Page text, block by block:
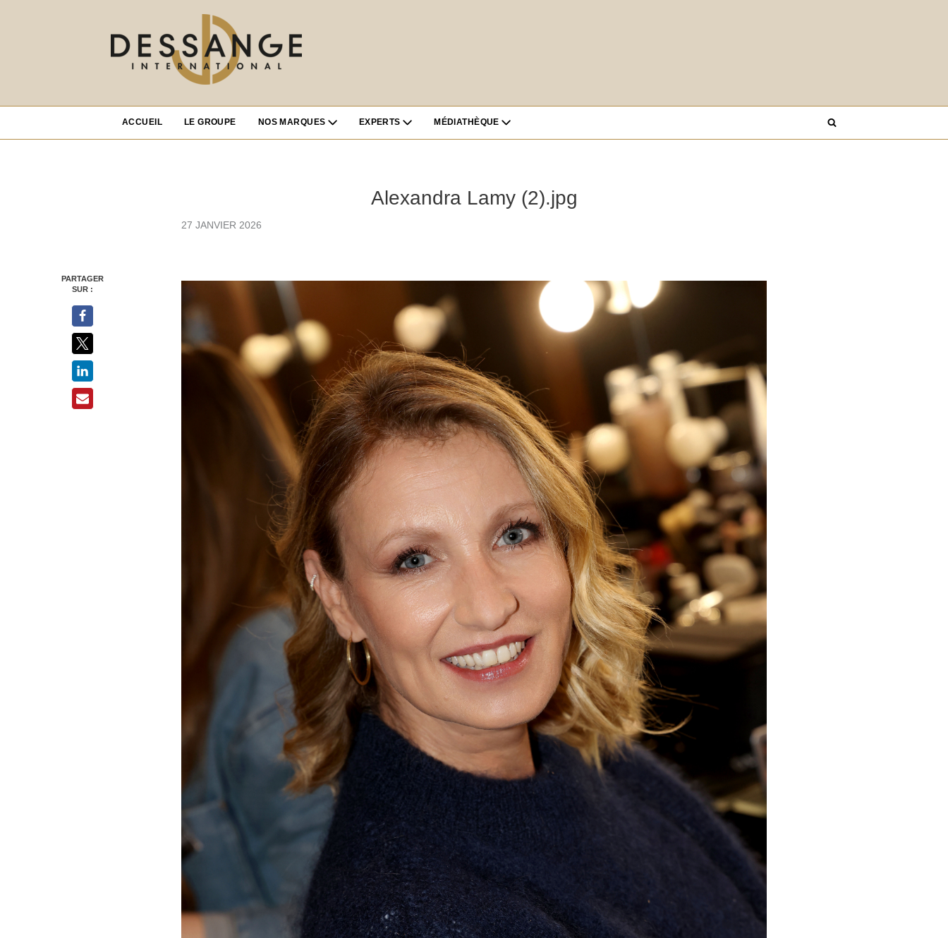
ACCUEIL LE GROUPE NOS MARQUES EXPERTS MÉDIATHÈQUE
Alexandra Lamy (2).jpg
27 JANVIER 2026
PARTAGER
SUR :